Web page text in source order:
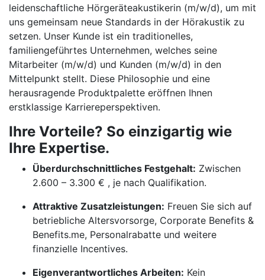
leidenschaftliche Hörgeräteakustikerin (m/w/d), um mit
uns gemeinsam neue Standards in der Hörakustik zu
setzen. Unser Kunde ist ein traditionelles,
familiengeführtes Unternehmen, welches seine
Mitarbeiter (m/w/d) und Kunden (m/w/d) in den
Mittelpunkt stellt. Diese Philosophie und eine
herausragende Produktpalette eröffnen Ihnen
erstklassige Karriereperspektiven.
Ihre Vorteile? So einzigartig wie
Ihre Expertise.
Überdurchschnittliches Festgehalt: Zwischen
2.600 – 3.300 € , je nach Qualifikation.
Attraktive Zusatzleistungen: Freuen Sie sich auf
betriebliche Altersvorsorge, Corporate Benefits &
Benefits.me, Personalrabatte und weitere
finanzielle Incentives.
Eigenverantwortliches Arbeiten: Kein